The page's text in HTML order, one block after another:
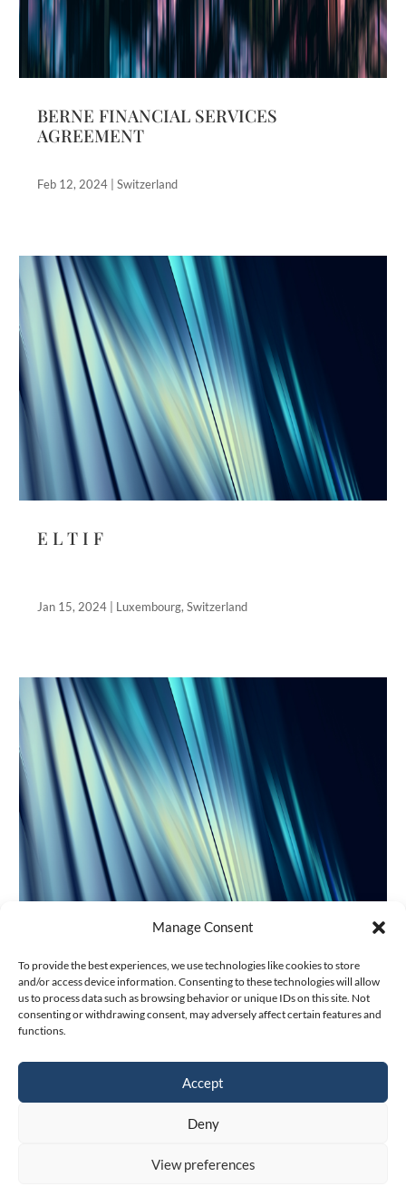
Manage Consent
To provide the best experiences, we use technologies like cookies to store
and/or access device information. Consenting to these technologies will allow
us to process data such as browsing behavior or unique IDs on this site. Not
consenting or withdrawing consent, may adversely affect certain features and
functions.
Accept
Deny
View preferences
BERNE FINANCIAL SERVICES
AGREEMENT
Feb 12, 2024 |Switzerland
E L T I F
Jan 15, 2024 Luxembourg,Switzerland
Projet de Registre fédéral des
bénéficiaires effectifs et obligations de
diligence des intermédiaires
Oct 11, 2023